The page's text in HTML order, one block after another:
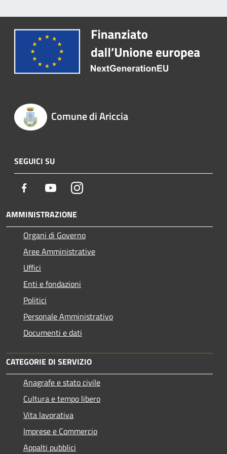
Comune di Ariccia
SEGUICI SU
Facebook YoutubeInstagram
AMMINISTRAZIONE
Organi di Governo
Aree Amministrative
Uffici
Enti e fondazioni
Politici
Personale Amministrativo
Documenti e dati
CATEGORIE DI SERVIZIO
Anagrafe e stato civile
Cultura e tempo libero
Vita lavorativa
Imprese e Commercio
Appalti pubblici